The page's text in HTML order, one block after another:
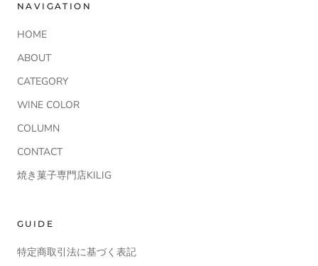
NAVIGATION
HOME
ABOUT
CATEGORY
WINE COLOR
COLUMN
CONTACT
焼き菓子専門店KILIG
GUIDE
特定商取引法に基づく表記